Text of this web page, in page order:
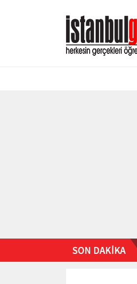
Fly Baghdad ve iki uçağa